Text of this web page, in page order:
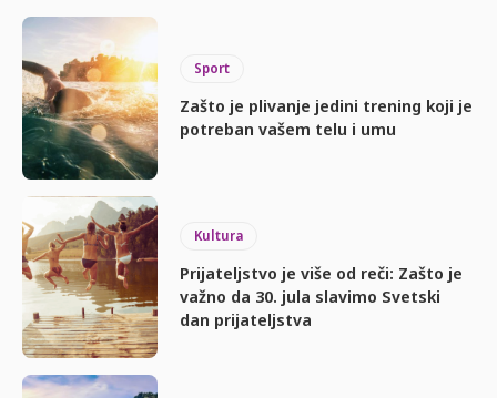
Sport
Zašto je plivanje jedini trening koji je
potreban vašem telu i umu
Kultura
Prijateljstvo je više od reči: Zašto je
važno da 30. jula slavimo Svetski
dan prijateljstva